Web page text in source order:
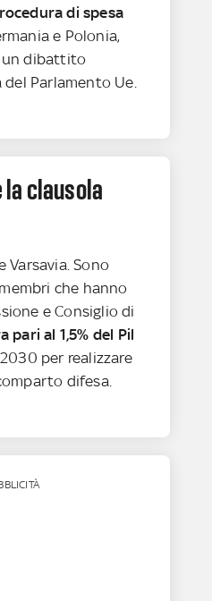
di spesa
e Polonia,
un dibattito
del Parlamento Ue.
la clausola
Varsavia. Sono
che hanno
e Consiglio di
pari al 1,5% del Pil
per realizzare
difesa.